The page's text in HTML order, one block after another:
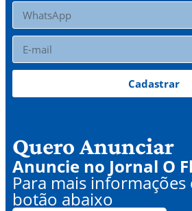
Cadastrar
Quero Anunciar
Anuncie no Jornal O
Para mais
botão abaixo